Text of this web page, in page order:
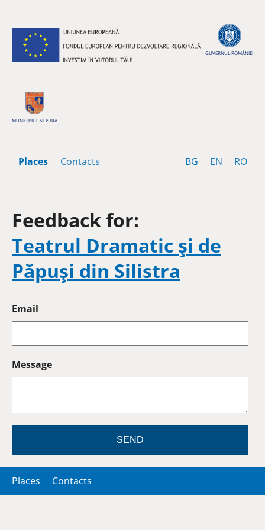
GUVERNUL ROMÂNIEI
MUNICIPIUL SILISTRA
BG Bulgarian
EN English
RO
Places Contacts
Feedback for:
Teatrul Dramatic și de
Păpuși din Silistra
Email
Message
SEND
Places Contacts